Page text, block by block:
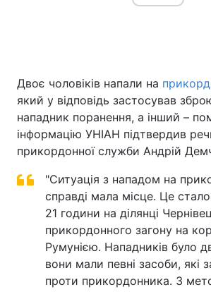
Двоє чоловіків напали на
який у відповідь застосував
нападник поранення, а інший –
інформацію УНІАН підтвердив
прикордонної служби Андрій
"Ситуація з нападом на
справді мала місце. Це
21 години на ділянці
прикордонного загону на
Румунією. Нападників було
вони мали певні засоби, які
проти прикордонника. З